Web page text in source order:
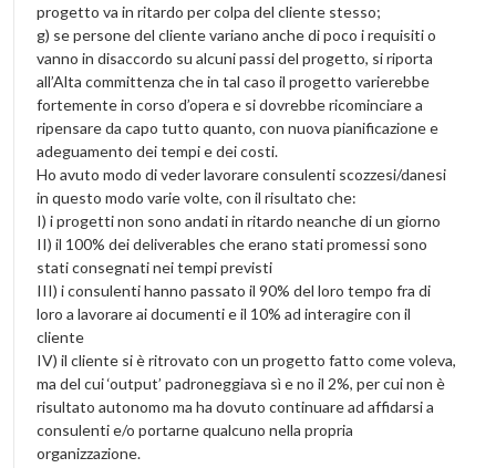
progetto va in ritardo per colpa del cliente stesso;
g) se persone del cliente variano anche di poco i requisiti o
vanno in disaccordo su alcuni passi del progetto, si riporta
all’Alta committenza che in tal caso il progetto varierebbe
fortemente in corso d’opera e si dovrebbe ricominciare a
ripensare da capo tutto quanto, con nuova pianificazione e
adeguamento dei tempi e dei costi.
Ho avuto modo di veder lavorare consulenti scozzesi/danesi
in questo modo varie volte, con il risultato che:
I) i progetti non sono andati in ritardo neanche di un giorno
II) il 100% dei deliverables che erano stati promessi sono
stati consegnati nei tempi previsti
III) i consulenti hanno passato il 90% del loro tempo fra di
loro a lavorare ai documenti e il 10% ad interagire con il
cliente
IV) il cliente si è ritrovato con un progetto fatto come voleva,
ma del cui ‘output’ padroneggiava sì e no il 2%, per cui non è
risultato autonomo ma ha dovuto continuare ad affidarsi a
consulenti e/o portarne qualcuno nella propria
organizzazione.